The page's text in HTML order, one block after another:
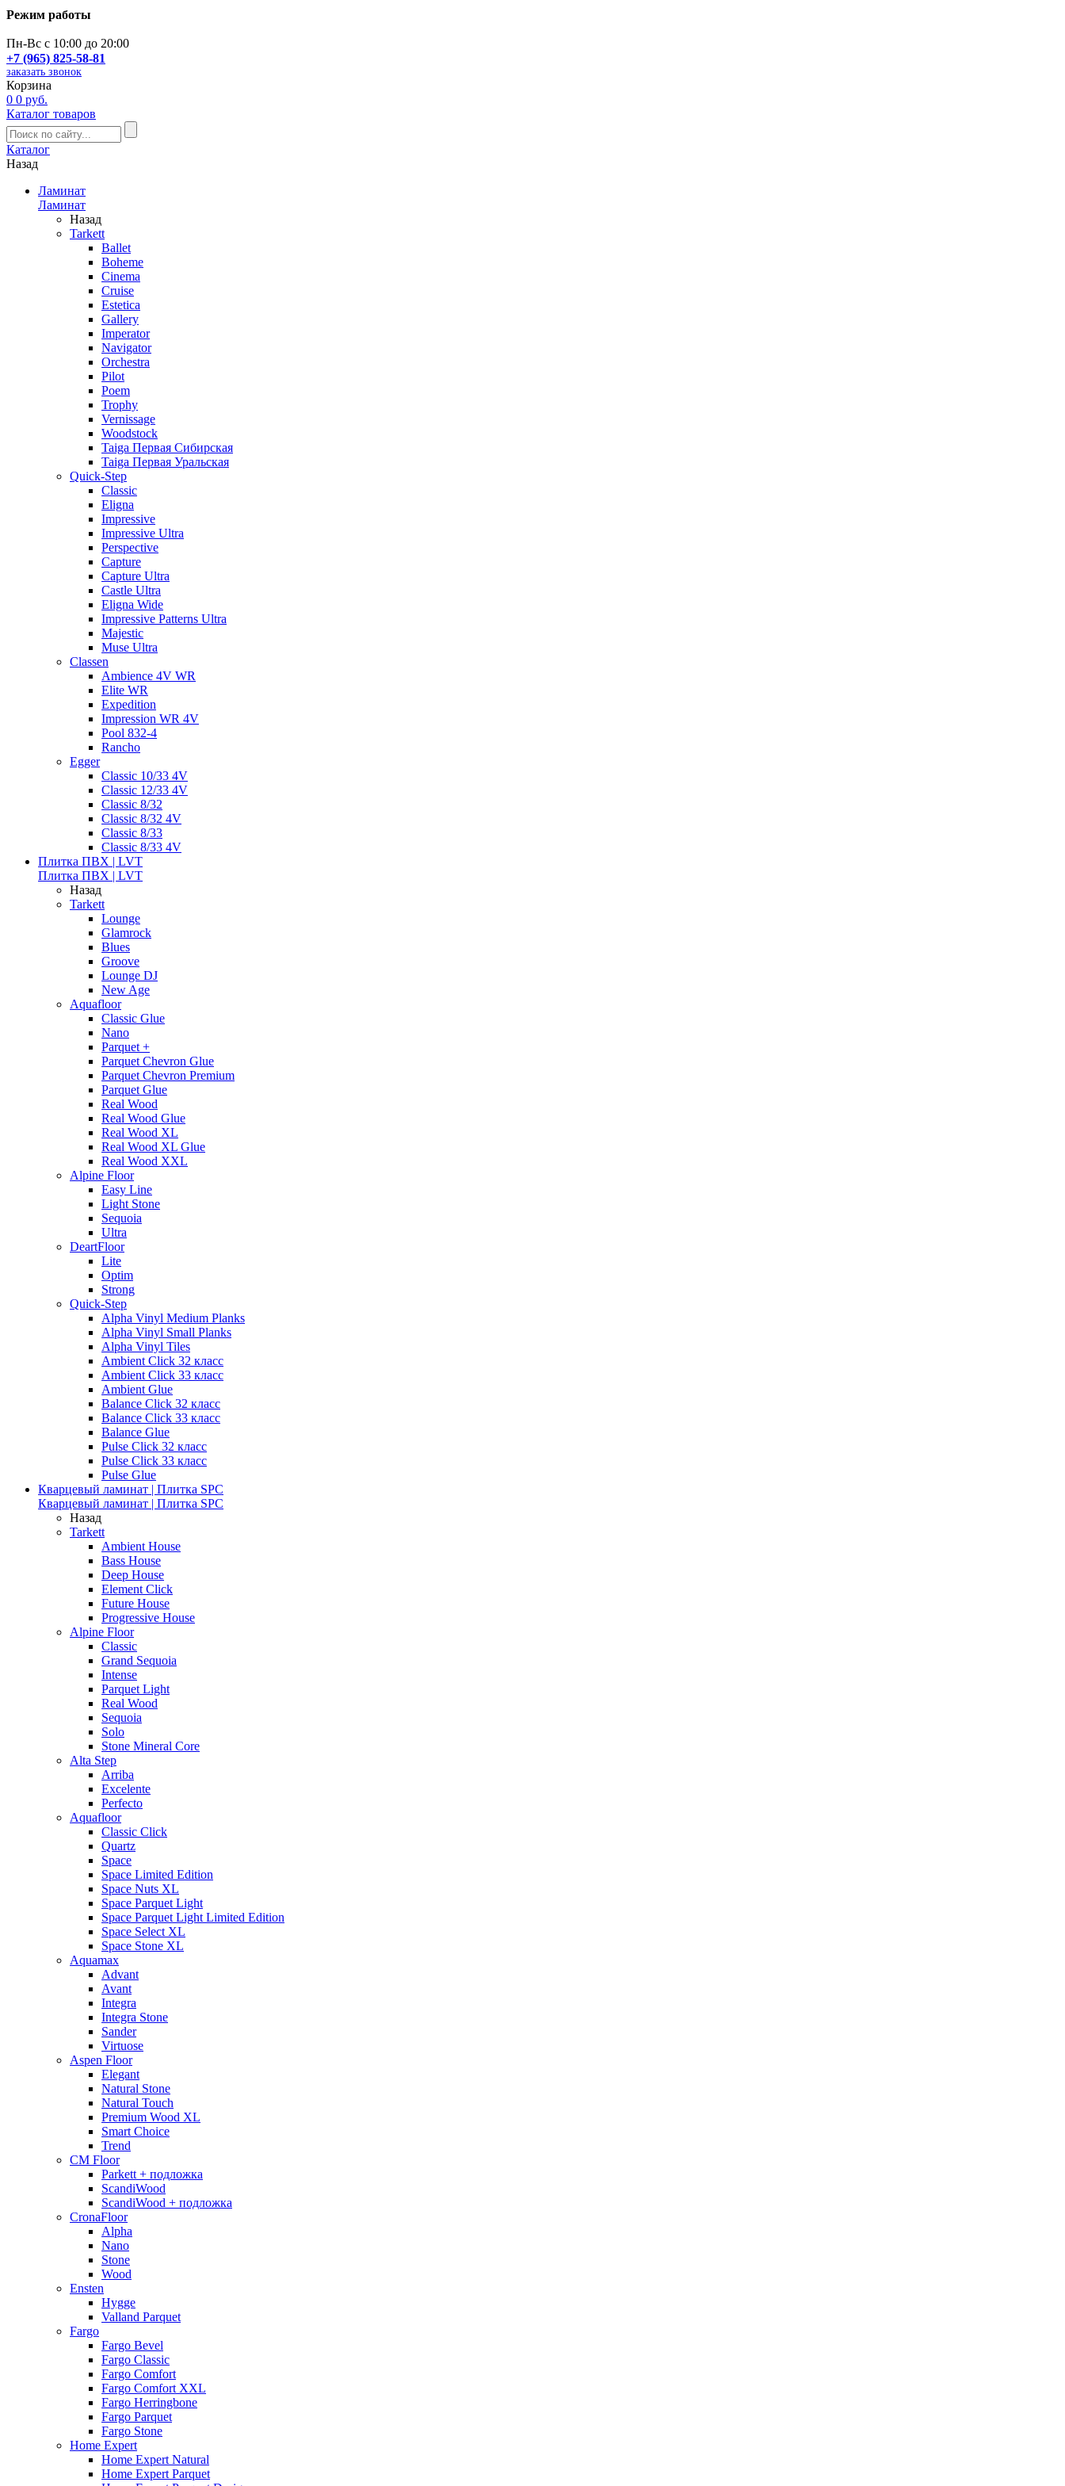
Режим работы
Пн-Вс с 10:00 до 20:00
+7 (965) 825-58-81
заказать звонок
Корзина
0 0 руб.
Каталог товаров
Каталог
Назад
Ламинат
Ламинат
Назад
Tarkett
Ballet
Boheme
Cinema
Cruise
Estetica
Gallery
Imperator
Navigator
Orchestra
Pilot
Poem
Trophy
Vernissage
Woodstock
Taiga Первая Сибирская
Taiga Первая Уральская
Quick-Step
Classic
Eligna
Impressive
Impressive Ultra
Perspective
Capture
Capture Ultra
Castle Ultra
Eligna Wide
Impressive Patterns Ultra
Majestic
Muse Ultra
Classen
Ambience 4V WR
Elite WR
Expedition
Impression WR 4V
Pool 832-4
Rancho
Egger
Classic 10/33 4V
Classic 12/33 4V
Classic 8/32
Classic 8/32 4V
Classic 8/33
Classic 8/33 4V
Плитка ПВХ | LVT
Плитка ПВХ | LVT
Назад
Tarkett
Lounge
Glamrock
Blues
Groove
Lounge DJ
New Age
Aquafloor
Classic Glue
Nano
Parquet +
Parquet Chevron Glue
Parquet Chevron Premium
Parquet Glue
Real Wood
Real Wood Glue
Real Wood XL
Real Wood XL Glue
Real Wood XXL
Alpine Floor
Easy Line
Light Stone
Sequoia
Ultra
DeartFloor
Lite
Optim
Strong
Quick-Step
Alpha Vinyl Medium Planks
Alpha Vinyl Small Planks
Alpha Vinyl Tiles
Ambient Click 32 класс
Ambient Click 33 класс
Ambient Glue
Balance Click 32 класс
Balance Click 33 класс
Balance Glue
Pulse Click 32 класс
Pulse Click 33 класс
Pulse Glue
Кварцевый ламинат | Плитка SPC
Кварцевый ламинат | Плитка SPC
Назад
Tarkett
Ambient House
Bass House
Deep House
Element Click
Future House
Progressive House
Alpine Floor
Classic
Grand Sequoia
Intense
Parquet Light
Real Wood
Sequoia
Solo
Stone Mineral Core
Alta Step
Arriba
Excelente
Perfecto
Aquafloor
Classic Click
Quartz
Space
Space Limited Edition
Space Nuts XL
Space Parquet Light
Space Parquet Light Limited Edition
Space Select XL
Space Stone XL
Aquamax
Advant
Avant
Integra
Integra Stone
Sander
Virtuose
Aspen Floor
Elegant
Natural Stone
Natural Touch
Premium Wood XL
Smart Choice
Trend
CM Floor
Parkett + подложка
ScandiWood
ScandiWood + подложка
CronaFloor
Alpha
Nano
Stone
Wood
Ensten
Hygge
Valland Parquet
Fargo
Fargo Bevel
Fargo Classic
Fargo Comfort
Fargo Comfort XXL
Fargo Herringbone
Fargo Parquet
Fargo Stone
Home Expert
Home Expert Natural
Home Expert Parquet